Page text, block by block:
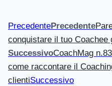
PrecedentePrecedente
conquistare il tuo Coachee
SuccessivoCoachMag
come raccontare il
clientiSuccessivo